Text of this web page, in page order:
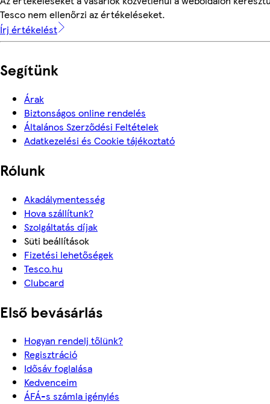
Tesco nem ellenőrzi az értékeléseket.
Írj értékelést
Segítünk
Árak
Biztonságos online rendelés
Általános Szerződési Feltételek
Adatkezelési és Cookie tájékoztató
Rólunk
Akadálymentesség
Hova szállítunk?
Szolgáltatás díjak
Süti beállítások
Fizetési lehetőségek
Tesco.hu
Clubcard
Első bevásárlás
Hogyan rendelj tőlünk?
Regisztráció
Idősáv foglalása
Kedvenceim
ÁFÁ-s számla igénylés